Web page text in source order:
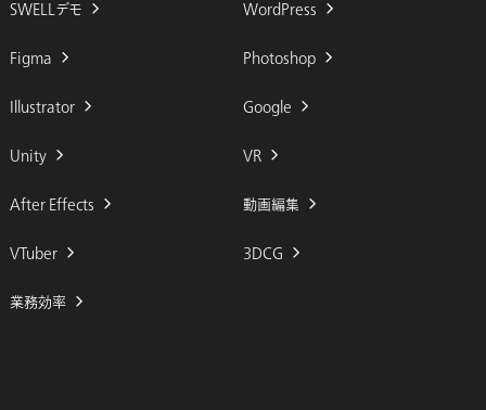
SWELLデモ WordPress
Figma Photoshop
Illustrator Google
Unity VR
After Effects 動画編集
VTuber 3DCG
業務効率